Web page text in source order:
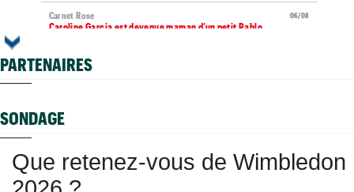
06/08
Carnet Rose
Caroline Garcia est devenue maman d’un petit Pablo...
Elsa Jacquemot va éviter les périlleuses qualifications
dommage"
Championne du monde en 2025, la France U14 éliminée dès les
poules
PARTENAIRES
SONDAGE
Que retenez-vous de Wimbledon